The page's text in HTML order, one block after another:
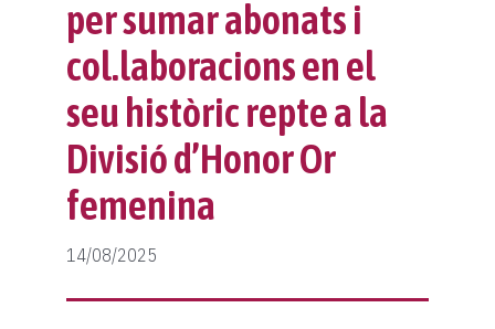
Fes-te soci
Col·laboradors
Protocol lesions
Calendari
Normativa
Galeria
Contacte
Botiga
per sumar abonats i
col.laboracions en el
seu històric repte a la
Divisió d’Honor Or
femenina
14/08/2025